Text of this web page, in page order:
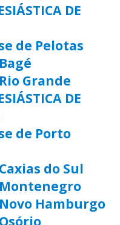
DE
de Pelotas
Grande
DE
de Porto
do Sul
Hamburgo